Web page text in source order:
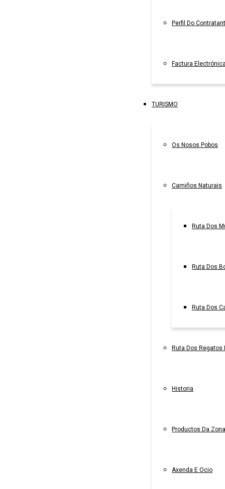
Perfil Do
Factura Electrónica
TURISMO
Os Nosos Pobos
Camiños Naturais
Ruta Dos
Ruta Dos
Ruta Dos
Ruta Dos Regatos
Historia
Productos Da Zona
Axenda E Ocio